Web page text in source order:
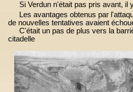
Si Verdun n'était pas pris avant, il
Les avantages obtenus par
de nouvelles tentatives avaient
C'était un pas de plus vers la
citadelle